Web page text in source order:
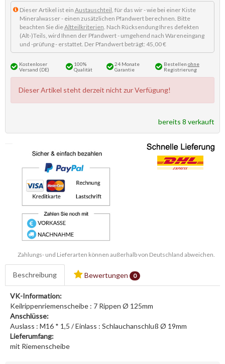
Dieser Artikel ist ein Austauschteil, für das wir - wie bei einer Kiste
Mineralwasser - einen zusätzlichen Pfandwert berechnen. Bitte
beachten Sie dieAltteilkriterien. Nach Rücksendung Ihres defekten
(Alt-)Teils, wird Ihnen der Pfandwert - umgehend nach Wareneingang
und -prüfung - erstattet. Der Pfandwert beträgt: 45,00 €
Kostenloser
Versand (DE)
100%
Qualität
24 Monate
Garantie
Bestellen ohne
Registrierung
Dieser Artikel steht derzeit nicht zur Verfügung!
bereits 8 verkauft
Zahlungs- und Lieferarten können außerhalb von Deutschland abweichen.
Beschreibung Bewertungen 0
VK-Information:
Keilrippenriemenscheibe : 7 Rippen Ø 125mm
Anschlüsse:
Auslass : M16 * 1,5 / Einlass : Schlauchanschluß Ø 19mm
Lieferumfang:
mit Riemenscheibe